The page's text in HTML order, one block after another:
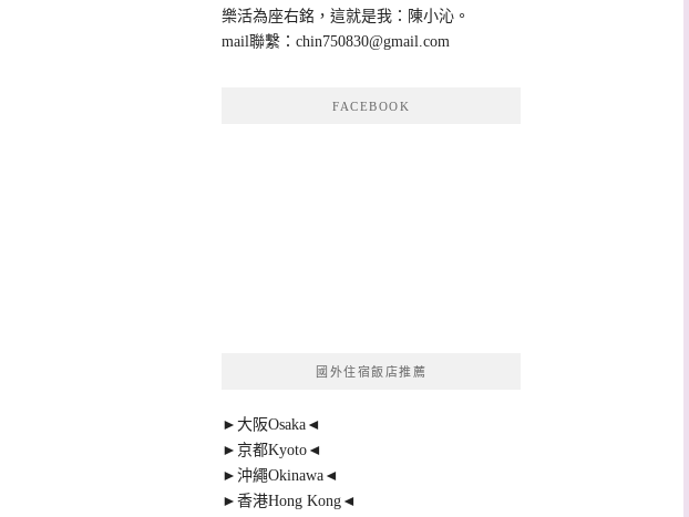
樂活為座右銘，這就是我：陳小沁。
mail聯繫： chin750830@gmail.com
FACEBOOK
國外住宿飯店推薦
►大阪Osaka◄
►京都Kyoto◄
►沖繩Okinawa◄
►香港Hong Kong◄